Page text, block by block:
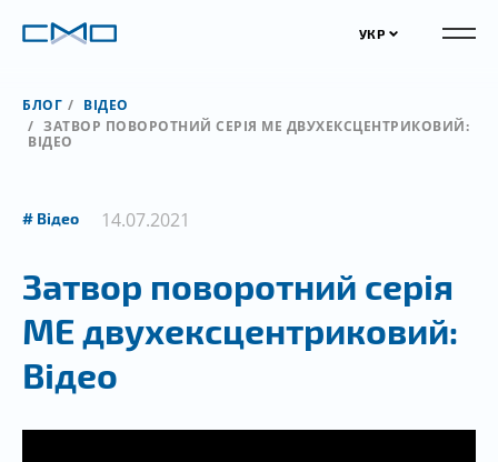
УКР
БЛОГ
ВІДЕО
ЗАТВОР ПОВОРОТНИЙ СЕРІЯ ME ДВУХЕКСЦЕНТРИКОВИЙ:
ВІДЕО
Відео 14.07.2021
Затвор поворотний серія
ME двухексцентриковий:
Відео